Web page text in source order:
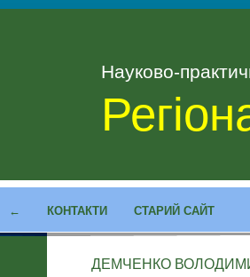
Науково-
← КОНТАКТИ СТАРИЙ САЙТ
ДЕМЧЕНКО